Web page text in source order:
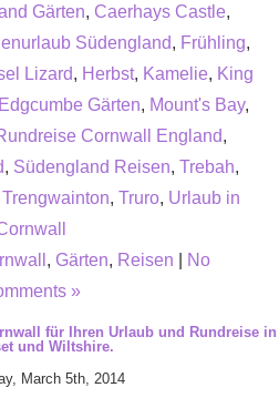
Gärten, Caerhays Castle,
Südengland, Frühling,
Lizard, Herbst, Kamelie, King
Gärten, Mount's Bay,
Cornwall England,
, Südengland Reisen,Trebah,
Trengwainton,Truro, Urlaub in
, Gärten, Reisen
No
»
für Ihren Urlaub und Rundreise in
und Wiltshire.
March 5th, 2014